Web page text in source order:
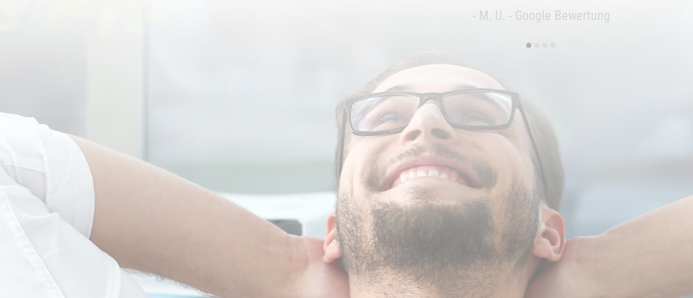
- M. U. - Google Bewertung
•